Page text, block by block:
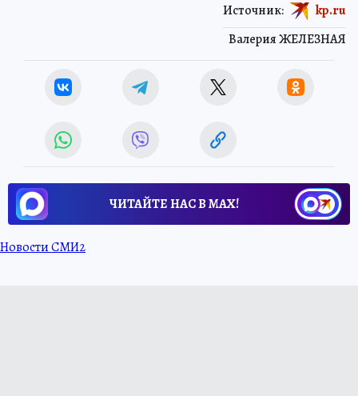
Валерия ЖЕЛЕЗНАЯ
Источник: kp.ru
ЧИТАЙТЕ НАС В МАХ!
Новости СМИ2